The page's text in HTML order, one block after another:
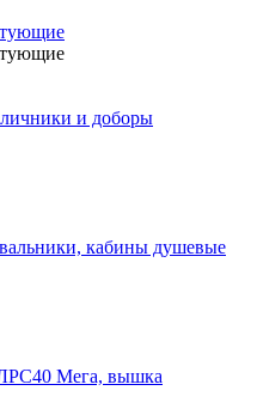
и доборы
кабины душевые
Мега, вышка